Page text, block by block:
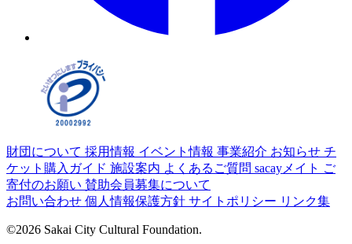
財団について 採用情報 イベント情報 事業紹介 お知らせ チ
ケット購入ガイド 施設案内 よくあるご質問 sacayメイト ご
寄付のお願い 賛助会員募集について
お問い合わせ 個人情報保護方針 サイトポリシー リンク集
©2026 Sakai City Cultural Foundation.